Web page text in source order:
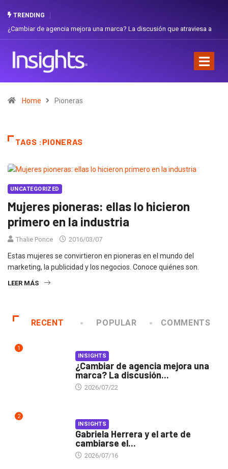
TRENDING
¿Cambiar de agencia mejora una marca? La discusión que atraviesa a
Home Pioneras
TAGS :PIONERAS
UNCATEGORIZED
Mujeres pioneras: ellas lo hicieron
primero en la industria
Thalie Ponce 2016/03/07
Estas mujeres se convirtieron en pioneras en el mundo del
marketing, la publicidad y los negocios. Conoce quiénes son.
LEER MÁS
RECENT POPULAR COMMENTS
1
INSIGHTS
¿Cambiar de agencia mejora una
marca? La discusión...
2026/07/22
2
INSIGHTS
Gabriela Herrera y el arte de
cambiarse el...
2026/07/16